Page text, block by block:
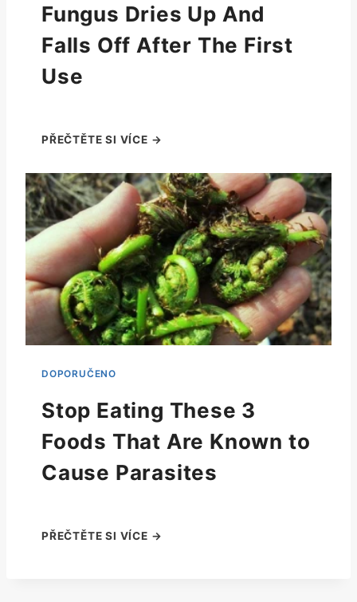
Fungus Dries Up And
Falls Off After The First
Use
Stop Eating These 3
Foods That Are Known to
Cause Parasites